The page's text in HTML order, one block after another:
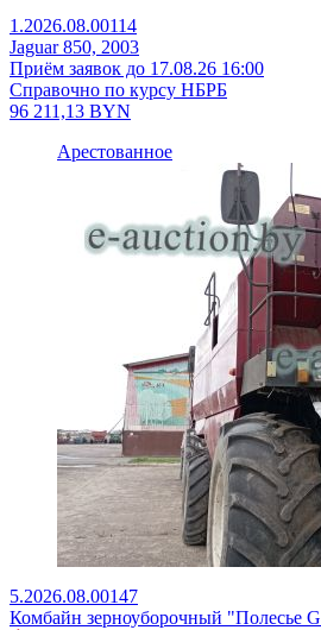
1.2026.08.00114
Jaguar 850, 2003
Приём заявок до 17.08.26 16:00
Справочно по курсу НБРБ
96 211,13 BYN
Арестованное
5.2026.08.00147
Комбайн зерноуборочный "Полесье